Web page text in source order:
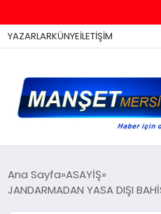
YAZARLARKÜNYEİLETİŞİM
ASAYİŞ
Ana Sayfa ASAYİŞ
JANDARMADAN YASA DIŞI